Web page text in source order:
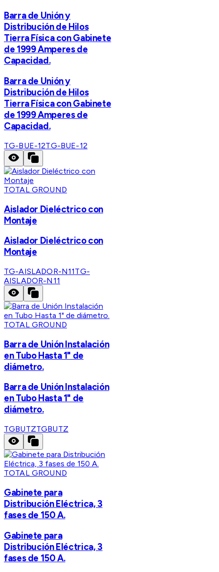
Barra de Unión y
Distribución de Hilos
Tierra Física con Gabinete
de 1999 Amperes de
Capacidad.
Barra de Unión y
Distribución de Hilos
Tierra Física con Gabinete
de 1999 Amperes de
Capacidad.
TG-BUE-12TG-BUE-12
TOTAL GROUND
Aislador Dieléctrico con
Montaje
Aislador Dieléctrico con
Montaje
TG-AISLADOR-N11TG-
AISLADOR-N11
TOTAL GROUND
Barra de Unión Instalación
en Tubo Hasta 1" de
diámetro.
Barra de Unión Instalación
en Tubo Hasta 1" de
diámetro.
TGBUTZTGBUTZ
TOTAL GROUND
Gabinete para
Distribución Eléctrica, 3
fases de 150 A.
Gabinete para
Distribución Eléctrica, 3
fases de 150 A.